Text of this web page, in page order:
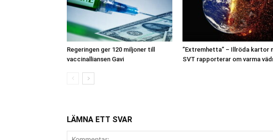
Regeringen ger 120 miljoner till
vaccinalliansen Gavi
”Extremhetta” – Illröda kartor
SVT rapporterar om varma
LÄMNA ETT SVAR